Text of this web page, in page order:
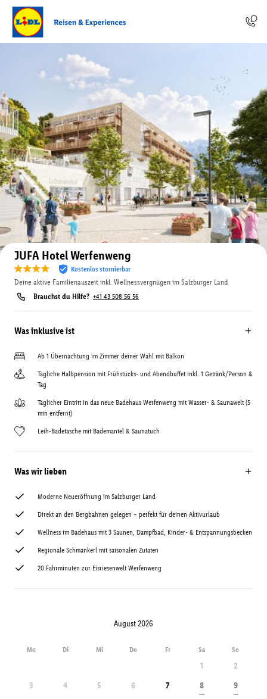
Auf der Karte anzeigen
JUFA Hotel Werfenweng
Kostenlos stornierbar
Deine aktive Familienauszeit inkl. Wellnessvergnügen im Salzburger Land
Brauchst du Hilfe? +41 43 508 56 56
Was inklusive ist
Ab 1 Übernachtung im Zimmer deiner Wahl mit Balkon
Tägliche Halbpension mit Frühstücks- und Abendbuffet inkl. 1 Getränk/Person &
Tag
Täglicher Eintritt in das neue Badehaus Werfenweng mit Wasser- & Saunawelt (5
min entfernt)
Leih-Badetasche mit Bademantel & Saunatuch
Was wir lieben
Moderne Neueröffnung im Salzburger Land
Direkt an den Bergbahnen gelegen – perfekt für deinen Aktivurlaub
Wellness im Badehaus mit 3 Saunen, Dampfbad, Kinder- & Entspannungsbecken
Regionale Schmankerl mit saisonalen Zutaten
20 Fahrminuten zur Eisriesenwelt Werfenweng
August 2026
Mo Di Mi Do Fr Sa So
1
2
3
4 5 6 7 8
---
9
---